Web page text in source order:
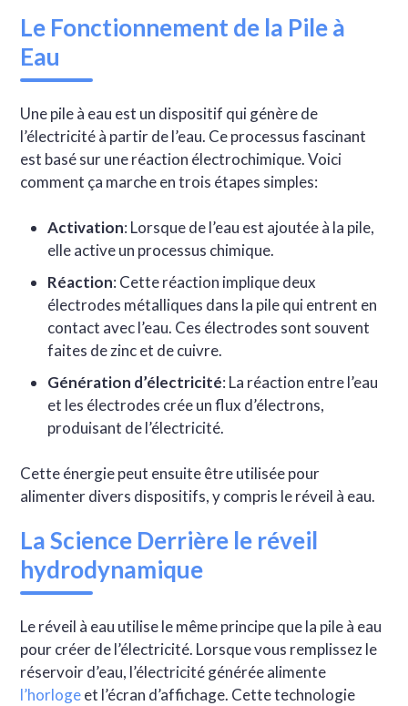
Le Fonctionnement de la Pile à
Eau
Une pile à eau est un dispositif qui génère de
l’électricité à partir de l’eau. Ce processus fascinant
est basé sur une réaction électrochimique. Voici
comment ça marche en trois étapes simples:
Activation: Lorsque de l’eau est ajoutée à la pile,
elle active un processus chimique.
Réaction: Cette réaction implique deux
électrodes métalliques dans la pile qui entrent en
contact avec l’eau. Ces électrodes sont souvent
faites de zinc et de cuivre.
Génération d’électricité: La réaction entre l’eau
et les électrodes crée un flux d’électrons,
produisant de l’électricité.
Cette énergie peut ensuite être utilisée pour
alimenter divers dispositifs, y compris le réveil à eau.
La Science Derrière le réveil
hydrodynamique
Le réveil à eau utilise le même principe que la pile à eau
pour créer de l’électricité. Lorsque vous remplissez le
réservoir d’eau, l’électricité générée alimente
l’horlogeet l’écran d’affichage. Cette technologie